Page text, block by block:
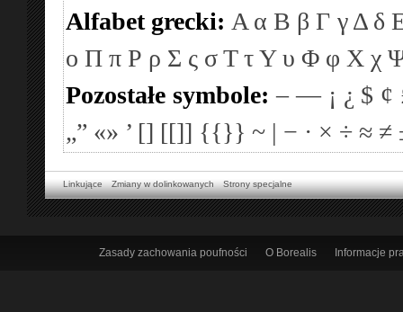
Alfabet grecki: Α α Β β Γ γ Δ δ
ο Π π Ρ ρ Σ ς σΤ τΥ υ Φ φ Χ χ
Pozostałe symbole: – — ¡ ¿ $ ¢
„” «» ’ [] [[]] {{}} ~ | − · × ÷ ≈ ≠
Linkujące Zmiany w dolinkowanych Strony specjalne
Zasady zachowania poufności O Borealis Informacje